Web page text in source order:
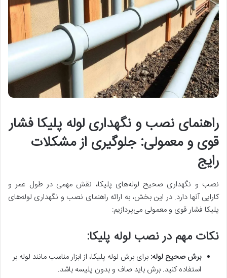
راهنمای نصب و نگهداری لوله پلیکا فشار
قوی و معمولی: جلوگیری از مشکلات
رایج
نصب و نگهداری صحیح لوله‌های پلیکا، نقش مهمی در طول عمر و
کارایی آنها دارد. در این بخش، به ارائه راهنمای نصب و نگهداری لوله‌های
پلیکا فشار قوی و معمولی می‌پردازیم:
نکات مهم در نصب لوله پلیکا:
برش صحیح لوله: برای برش لوله پلیکا، از ابزار مناسب مانند لوله بر
استفاده کنید. برش باید صاف و بدون پلیسه باشد.